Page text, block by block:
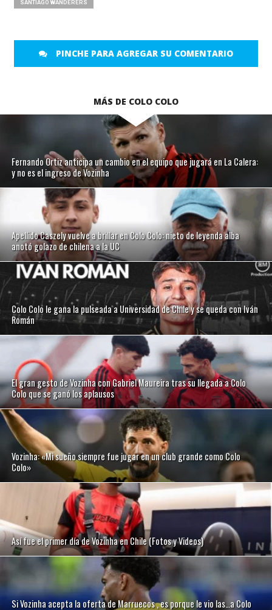
SANTIAGO WANDERERS
PINCHE PARA AGREGAR SU COMENTARIO
MÁS DE COLO COLO
Fernando Ortiz anticipa un cambio en el equipo que jugará en La Calera:
y no es el ingreso de Vozinha
Apellido Caszely vuelve a brillar en Colo Colo: nieto de leyenda alba
anotó golazo de chilena a la UC
Colo Colo le gana la pulseada a Universidad de Chile y se queda con Iván
Román
El gran gesto de Vozinha con Gabriel Maureira tras su llegada a Colo
Colo que se ganó los aplausos
Vozinha: «Mi sueño siempre fue jugar en un club grande como Colo
Colo»
Así fue el primer día de Vozinha en Chile (Fotos y Videos)
Si Vozinha acepta la oferta de Marruecos , es porque le vio las…a Colo